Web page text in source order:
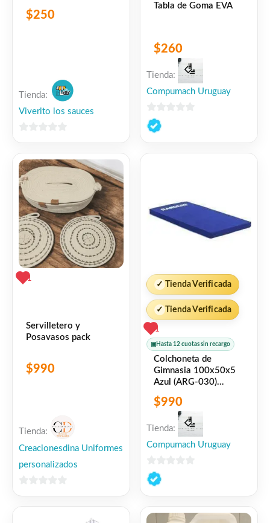
FLORALES Y
$250
Tienda:
Viverito los sauces
5
Tabla de Goma EVA
$260
Tienda:
Compumach Uruguay
0
de
1
Servilletero y
Posavasos pack
$990
Tienda:
Creacionesdina Uniformes
personalizados
✓ Tienda Verificada
✓ Tienda Verificada
1
▣ Hasta 12 cuotas sin recargo
Colchoneta de
Gimnasia 100x50x5
Azul (ARG-030)
Randers
$990
Tienda:
Compumach Uruguay
0
de